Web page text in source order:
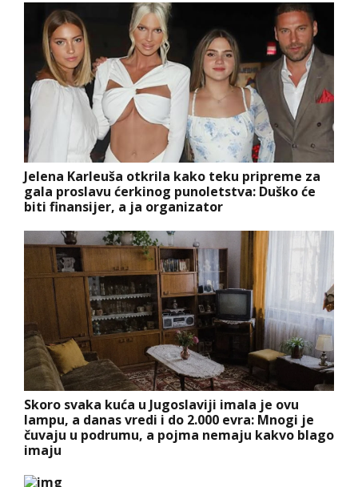
Jelena Karleuša otkrila kako teku pripreme za
gala proslavu ćerkinog punoletstva: Duško će
biti finansijer, a ja organizator
Skoro svaka kuća u Jugoslaviji imala je ovu
lampu, a danas vredi i do 2.000 evra: Mnogi je
čuvaju u podrumu, a pojma nemaju kakvo blago
imaju